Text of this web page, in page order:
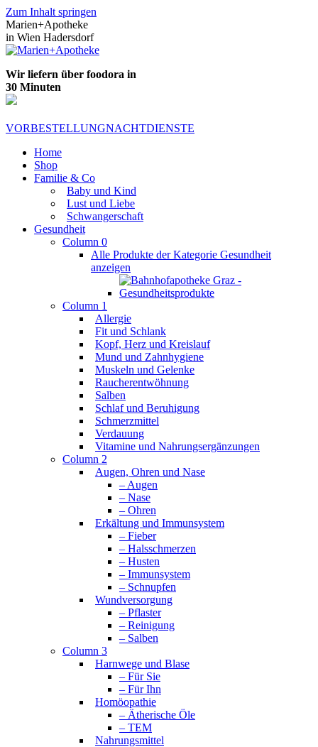
Zum Inhalt springen
Marien+Apotheke
in Wien Hadersdorf
Wir liefern über foodora in
30 Minuten
VORBESTELLUNGNACHTDIENSTE
Home
Shop
Familie & Co
Baby und Kind
Lust und Liebe
Schwangerschaft
Gesundheit
Column 0
Alle Produkte der Kategorie Gesundheit
anzeigen
Column 1
Allergie
Fit und Schlank
Kopf, Herz und Kreislauf
Mund und Zahnhygiene
Muskeln und Gelenke
Raucherentwöhnung
Salben
Schlaf und Beruhigung
Schmerzmittel
Verdauung
Vitamine und Nahrungsergänzungen
Column 2
Augen, Ohren und Nase
– Augen
– Nase
– Ohren
Erkältung und Immunsystem
– Fieber
– Halsschmerzen
– Husten
– Immunsystem
– Schnupfen
Wundversorgung
– Pflaster
– Reinigung
– Salben
Column 3
Harnwege und Blase
– Für Sie
– Für Ihn
Homöopathie
– Ätherische Öle
– TEM
Nahrungsmittel